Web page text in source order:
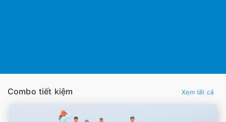
Combo tiết kiệm Xem tất cả